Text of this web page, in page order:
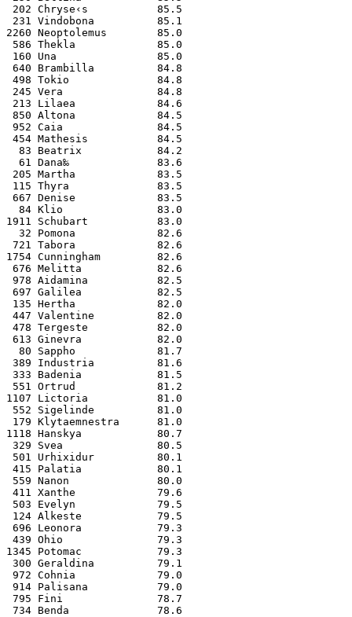
202 Chryse‹s           85.5
231 Vindobona          85.1
2260 Neoptolemus        85.0
586 Thekla             85.0
160 Una                85.0
640 Brambilla          84.8
498 Tokio              84.8
245 Vera               84.8
213 Lilaea             84.6
850 Altona             84.5
952 Caia               84.5
454 Mathesis           84.5
  83 Beatrix            84.2
  61 Dana‰              83.6
205 Martha             83.5
115 Thyra              83.5
667 Denise             83.5
  84 Klio               83.0
1911 Schubart           83.0
  32 Pomona             82.6
721 Tabora             82.6
1754 Cunningham         82.6
676 Melitta            82.6
978 Aidamina           82.5
697 Galilea            82.5
135 Hertha             82.0
447 Valentine          82.0
478 Tergeste           82.0
613 Ginevra            82.0
  80 Sappho             81.7
389 Industria          81.6
333 Badenia            81.5
551 Ortrud             81.2
1107 Lictoria           81.0
552 Sigelinde          81.0
179 Klytaemnestra      81.0
1118 Hanskya            80.7
329 Svea               80.5
501 Urhixidur          80.1
415 Palatia            80.1
559 Nanon              80.0
411 Xanthe             79.6
503 Evelyn             79.5
124 Alkeste            79.5
696 Leonora            79.3
439 Ohio               79.3
1345 Potomac            79.3
300 Geraldina          79.1
972 Cohnia             79.0
914 Palisana           79.0
795 Fini               78.7
734 Benda              78.6